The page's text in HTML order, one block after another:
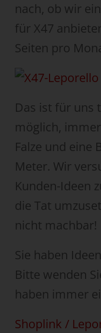
nach, ob wir
für X47
Seiten pro
Das ist für uns
möglich,
Falze und eine
Meter. Wir
Kunden-Ideen
die Tat
nicht machbar!
Sie haben
Bitte wenden
haben immer
Shoplink /